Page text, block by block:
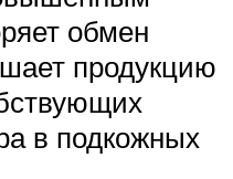
обмен
продукцию
в подкожных